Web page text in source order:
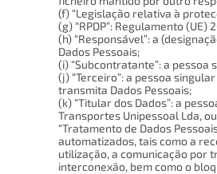
(f) “Legislação relativa à
(g) “RPDP”: Regulamento (UE)
(h) “Responsável”: a
Dados Pessoais;
(i) “Subcontratante”: a pessoa
(j) “Terceiro”: a pessoa
transmita Dados Pessoais;
(k) “Titular dos Dados”: a
Transportes Unipessoal Lda,
“Tratamento de Dados
automatizados, tais como a
utilização, a comunicação por
interconexão, bem como o